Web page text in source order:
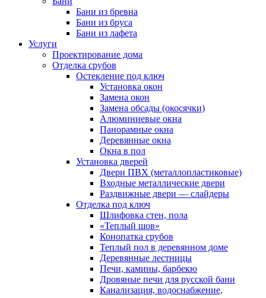
Бани из бревна
Бани из бруса
Бани из лафета
Услуги
Проектирование дома
Отделка срубов
Остекление под ключ
Установка окон
Замена окон
Замена обсады (окосячки)
Алюминиевые окна
Панорамные окна
Деревянные окна
Окна в пол
Установка дверей
Двери ПВХ (металлопластиковые)
Входные металлические двери
Раздвижные двери — слайдеры
Отделка под ключ
Шлифовка стен, пола
«Теплый шов»
Конопатка срубов
Теплый пол в деревянном доме
Деревянные лестницы
Печи, камины, барбекю
Дровяные печи для русской бани
Канализация, водоснабжение,